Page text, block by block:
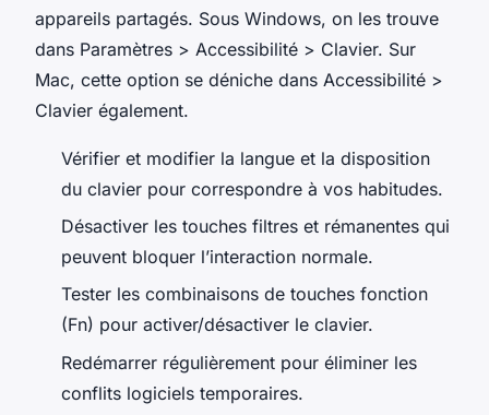
appareils partagés. Sous Windows, on les trouve
dans Paramètres > Accessibilité > Clavier. Sur
Mac, cette option se déniche dans Accessibilité >
Clavier également.
Vérifier et modifier la langue et la disposition
du clavier pour correspondre à vos habitudes.
Désactiver les touches filtres et rémanentes qui
peuvent bloquer l’interaction normale.
Tester les combinaisons de touches fonction
(Fn) pour activer/désactiver le clavier.
Redémarrer régulièrement pour éliminer les
conflits logiciels temporaires.